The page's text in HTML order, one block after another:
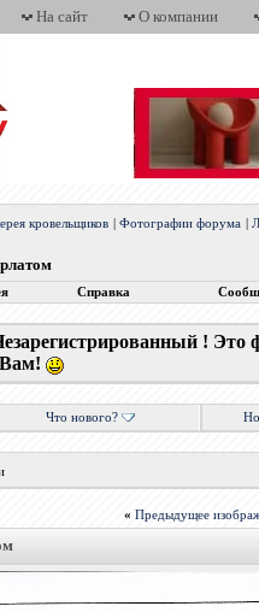
На сайт О компании
кровельщиков Фотографии форума
Справка
!
Вам!
Что нового?
« Предыдущее